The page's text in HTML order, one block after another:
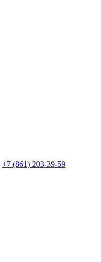
+7 (861) 203-39-59